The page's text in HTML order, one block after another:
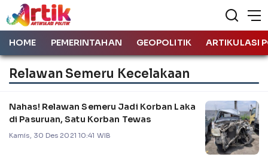
HOME PEMERINTAHAN GEOPOLITIK ARTIKULASI
Relawan Semeru Kecelakaan
Nahas! Relawan Semeru Jadi Korban Laka
di Pasuruan, Satu Korban Tewas
Kamis, 30 Des 2021 10:41 WIB